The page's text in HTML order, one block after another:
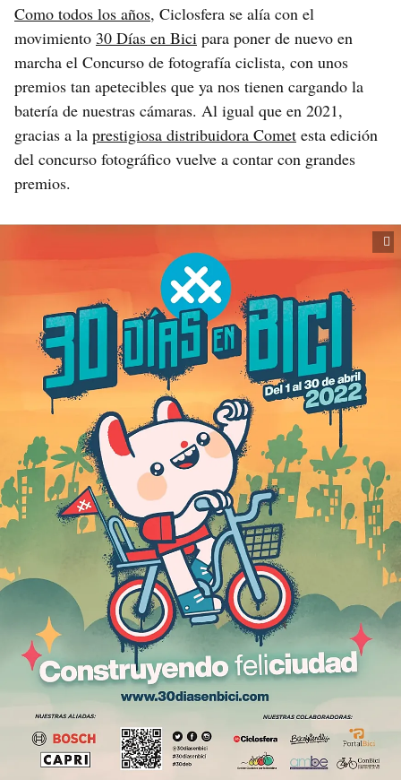
Como todos los años, Ciclosfera se alía con el
movimiento 30 Días en Bici para poner de nuevo en
marcha el Concurso de fotografía ciclista, con unos
premios tan apetecibles que ya nos tienen cargando la
batería de nuestras cámaras. Al igual que en 2021,
gracias a la prestigiosa distribuidora Comet esta edición
del concurso fotográfico vuelve a contar con grandes
premios.